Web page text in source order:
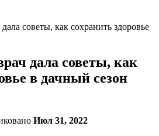
советы, как сохранить здоровье
дала советы, как
в дачный сезон
Июл 31, 2022